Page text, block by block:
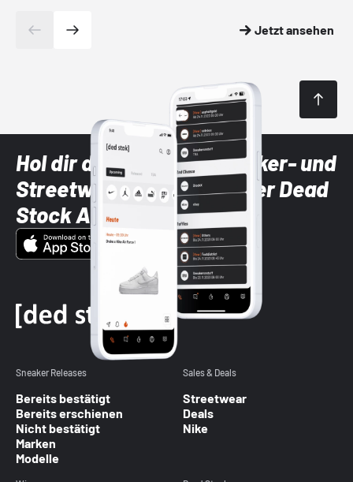
Jetzt ansehen
Hol dir die neuesten Sneaker- und
Streetwear-Brands mit der Dead
Stock App
Sneaker Releases
Bereits bestätigt
Bereits erschienen
Nicht bestätigt
Marken
Modelle
Sales & Deals
Streetwear
Deals
Nike